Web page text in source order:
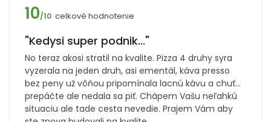
10/10 celkové hodnotenie
"Kedysi super podnik..."
No teraz akosi stratil na kvalite. Pizza 4 druhy syra
vyzerala na jeden druh, asi ementál, káva presso
bez peny už vôňou pripomínala lacnú kávu a chuť...
prepáčte ale nedala sa piť. Chápem Vašu neľahkú
situaciu ale tade cesta nevedie. Prajem Vám aby